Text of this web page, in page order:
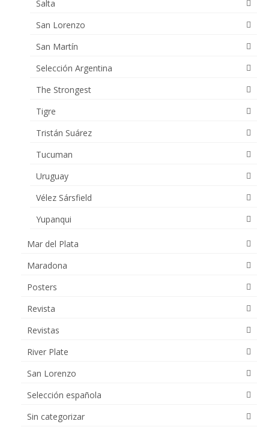
Salta
San Lorenzo
San Martín
Selección Argentina
The Strongest
Tigre
Tristán Suárez
Tucuman
Uruguay
Vélez Sársfield
Yupanqui
Mar del Plata
Maradona
Posters
Revista
Revistas
River Plate
San Lorenzo
Selección española
Sin categorizar